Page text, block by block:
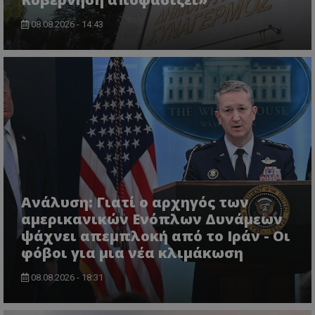
08.08.2026 - 14:43
Ανάλυση: Γιατί ο αρχηγός των
αμερικανικών Ενόπλων Δυνάμεων
ψάχνει απεμπλοκή από το Ιράν - Οι
φόβοι για μια νέα κλιμάκωση
08.08.2026 - 18:31
VISITOR_PRIVACY_METADATA
.youtube.com